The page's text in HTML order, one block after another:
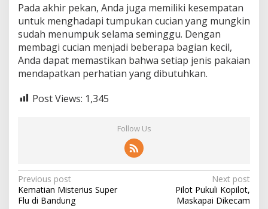
Pada akhir pekan, Anda juga memiliki kesempatan
untuk menghadapi tumpukan cucian yang mungkin
sudah menumpuk selama seminggu. Dengan
membagi cucian menjadi beberapa bagian kecil,
Anda dapat memastikan bahwa setiap jenis pakaian
mendapatkan perhatian yang dibutuhkan.
Post Views: 1,345
Follow Us
Post
navigation
Previous post
Kematian Misterius Super
Flu di Bandung
Next post
Pilot Pukuli Kopilot,
Maskapai Dikecam